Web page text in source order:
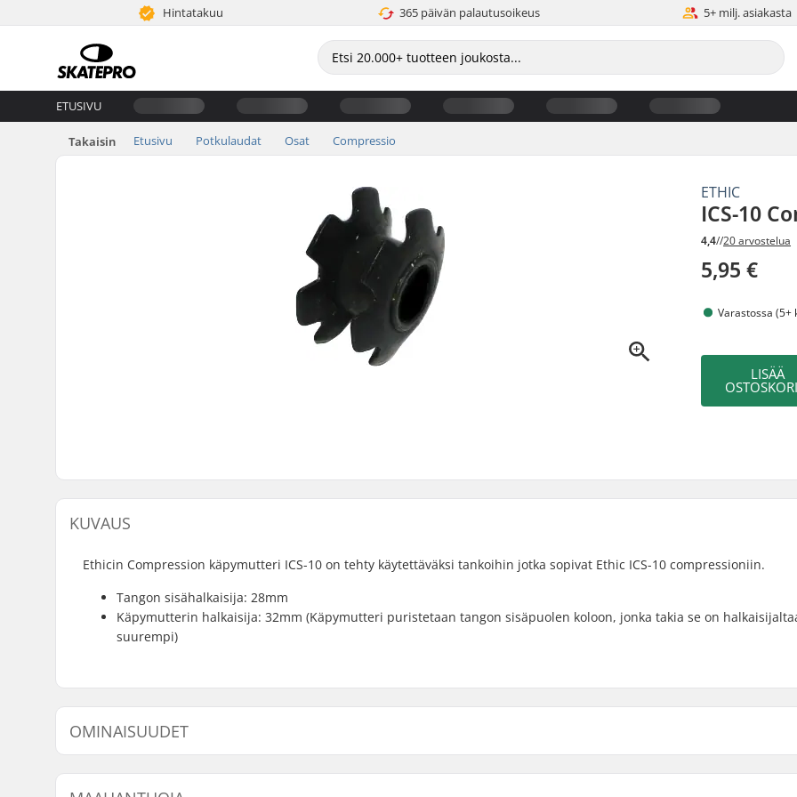
Hintatakuu 365 päivän palautusoikeus 5+ milj. asiakasta
ETUSIVU
Takaisin Etusivu Potkulaudat Osat Compressio
ETHIC
ICS-10
4,4//20 arvostelua
5,95 €
Varastossa (5+
LISÄÄ
KUVAUS
Ethicin Compression käpymutteri ICS-10 on tehty käytettäväksi tankoihin jotka sopivat Ethic ICS-10 compressioniin.
Tangon sisähalkaisija: 28mm
Käpymutterin halkaisija: 32mm (Käpymutteri puristetaan tangon sisäpuolen koloon, jonka takia se on
suurempi)
OMINAISUUDET
Compression järjestelmä: ICS-10 Compressiopultti: